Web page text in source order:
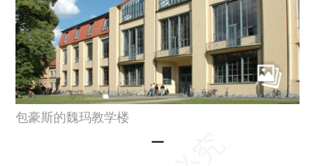
包豪斯的魏玛教学楼
一